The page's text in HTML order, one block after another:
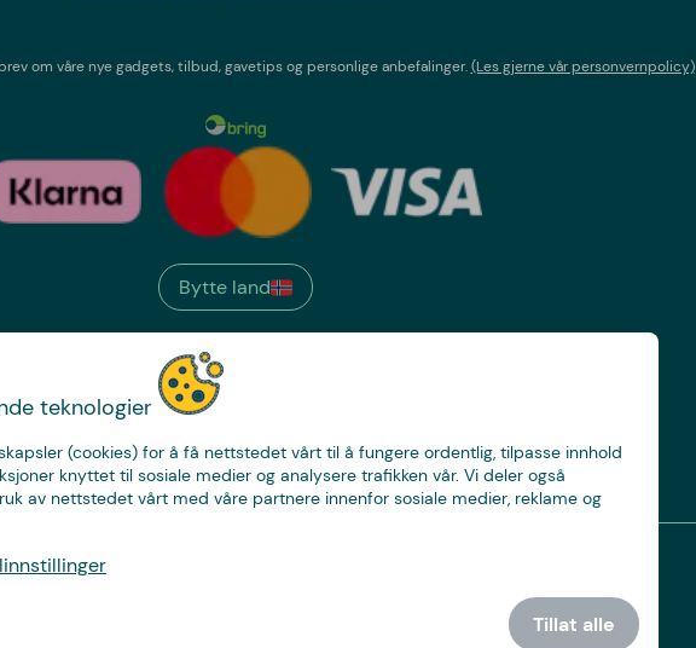
teknologier
(cookies) for å få nettstedet vårt til å fungere ordentlig, tilpasse innhold
knyttet til sosiale medier og analysere trafikken vår. Vi deler også
av nettstedet vårt med våre partnere innenfor sosiale medier, reklame og
Tillat alle
om våre nye gadgets, tilbud, gavetips og personlige anbefalinger.(Les gjerne vår personvernpolicy)
Bytte land